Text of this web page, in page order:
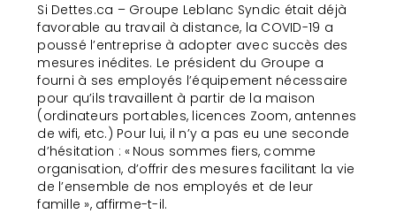
Si Dettes.ca – Groupe Leblanc Syndic était déjà
favorable au travail à distance, la COVID-19 a
poussé l’entreprise à adopter avec succès des
mesures inédites. Le président du Groupe a
fourni à ses employés l’équipement nécessaire
pour qu’ils travaillent à partir de la maison
(ordinateurs portables, licences Zoom, antennes
de wifi, etc.) Pour lui, il n’y a pas eu une seconde
d’hésitation : « Nous sommes fiers, comme
organisation, d’offrir des mesures facilitant la vie
de l’ensemble de nos employés et de leur
famille », affirme-t-il.